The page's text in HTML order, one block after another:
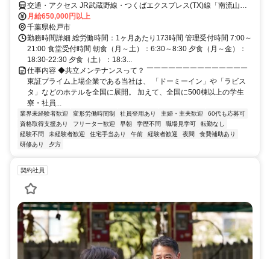
交通・アクセス JR武蔵野線・つくばエクスプレス(TX)線「南流山」
駅徒歩約11分
月給650,000円以上
千葉県松戸市
勤務時間詳細 総労働時間：1ヶ月あたり173時間 管理受付時間 7:00～
21:00 食堂受付時間 朝食（月～土）：6:30～8:30 夕食（月～金）：
18:30-22:30 夕食（土）：18:3...
仕事内容 ◆共立メンテナンスって？ ￣￣￣￣￣￣￣￣￣￣￣￣￣￣
東証プライム上場企業である当社は、 「ドーミーイン」や「ラビス
タ」などのホテルを全国に展開。 加えて、全国に500棟以上の学生
寮・社員...
業界未経験者歓迎 変形労働時間制 社員登用あり 主婦・主夫歓迎
60代も応募可
資格取得支援あり
フリーター歓迎 早朝 学歴不問 職場見学可
転勤なし
経験不問
未経験者歓迎 住宅手当あり 午前 経験者歓迎 夜間
食費補助あり
研修あり
夕方
契約社員